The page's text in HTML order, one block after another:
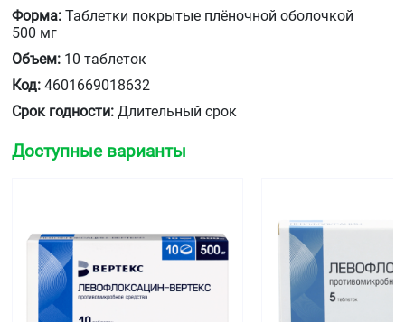
Форма: Таблетки покрытые плёночной оболочкой
500 мг
Объем: 10 таблеток
Код: 4601669018632
Срок годности: Длительный срок
Доступные варианты